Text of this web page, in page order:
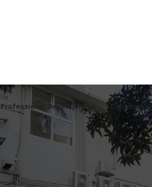
Professional Development Community